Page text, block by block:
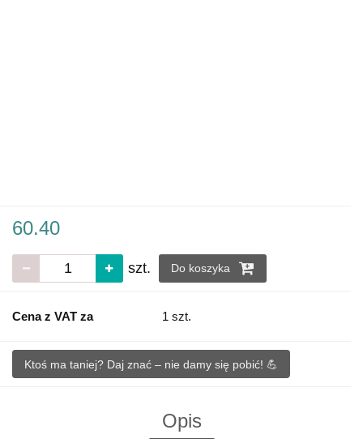
60.40
szt. Do koszyka
Cena z VAT za 1 szt.
Ktoś ma taniej? Daj znać – nie damy się pobić! 💪
Opis